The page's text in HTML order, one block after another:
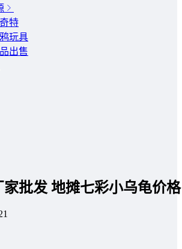
特
玩具
出售
批发 地摊七彩小乌龟价格